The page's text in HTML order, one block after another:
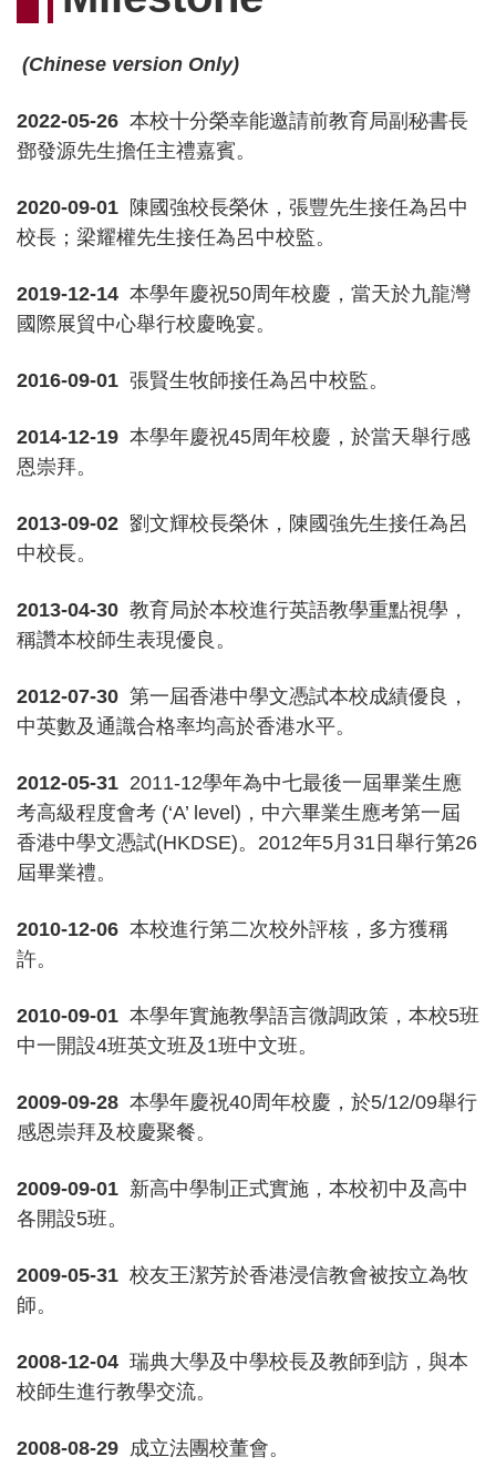
(Chinese version Only)
2022-05-26 本校十分榮幸能邀請前教育局副秘書長
鄧發源先生擔任主禮嘉賓。
2020-09-01 陳國強校長榮休，張豐先生接任為呂中
校長；梁耀權先生接任為呂中校監。
2019-12-14 本學年慶祝50周年校慶，當天於九龍灣
國際展貿中心舉行校慶晚宴。
2016-09-01 張賢生牧師接任為呂中校監。
2014-12-19 本學年慶祝45周年校慶，於當天舉行感
恩崇拜。
2013-09-02 劉文輝校長榮休，陳國強先生接任為呂
中校長。
2013-04-30 教育局於本校進行英語教學重點視學，
稱讚本校師生表現優良。
2012-07-30 第一屆香港中學文憑試本校成績優良，
中英數及通識合格率均高於香港水平。
2012-05-31 2011-12學年為中七最後一屆畢業生應
考高級程度會考 (‘A’ level)，中六畢業生應考第一屆
香港中學文憑試(HKDSE)。2012年5月31日舉行第26
屆畢業禮。
2010-12-06 本校進行第二次校外評核，多方獲稱
許。
2010-09-01 本學年實施教學語言微調政策，本校5班
中一開設4班英文班及1班中文班。
2009-09-28 本學年慶祝40周年校慶，於5/12/09舉行
感恩崇拜及校慶聚餐。
2009-09-01 新高中學制正式實施，本校初中及高中
各開設5班。
2009-05-31 校友王潔芳於香港浸信教會被按立為牧
師。
2008-12-04 瑞典大學及中學校長及教師到訪，與本
校師生進行教學交流。
2008-08-29 成立法團校董會。